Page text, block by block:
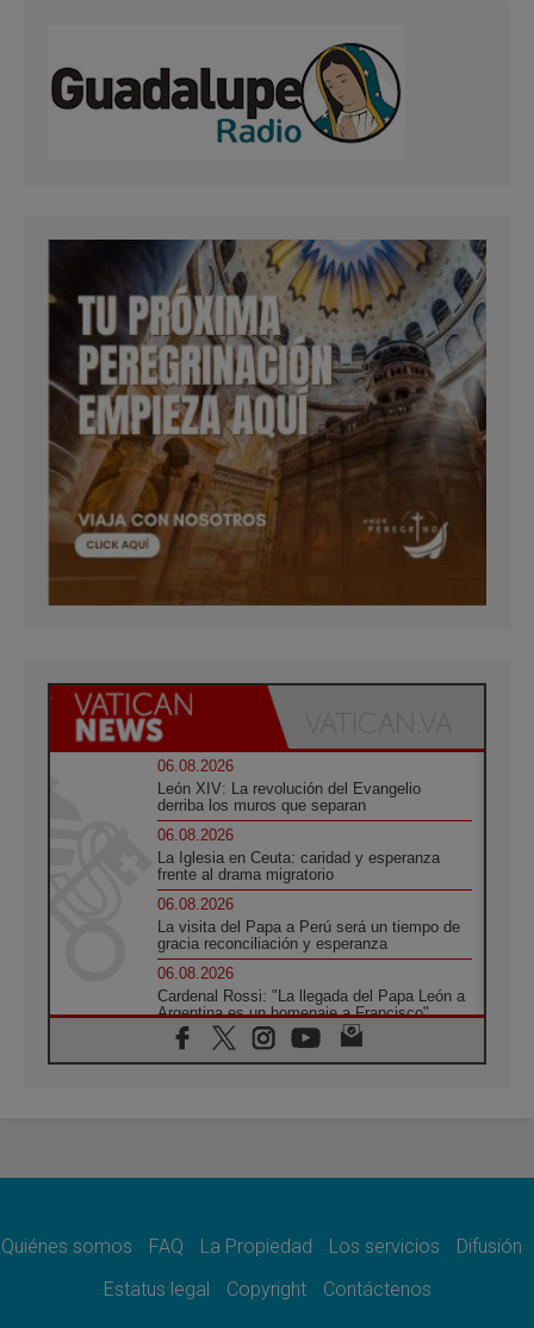
06.08.2026
León XIV: La revolución del Evangelio
derriba los muros que separan
06.08.2026
La Iglesia en Ceuta: caridad y esperanza
frente al drama migratorio
06.08.2026
La visita del Papa a Perú será un tiempo de
gracia reconciliación y esperanza
06.08.2026
Cardenal Rossi: "La llegada del Papa León a
Argentina es un homenaje a Francisco"
06.08.2026
En Asís, León XIV invita a los jóvenes a
05.08.2026
05.08.2026
sabiduría para afrontar los urgentes desafíos
de hoy
Quiénes somos FAQ La Propiedad Los servicios
Difusión
Estatus legal
Copyright Contáctenos